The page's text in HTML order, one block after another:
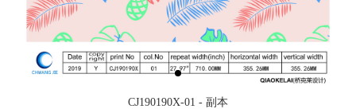
CJ190190X-01 - 副本